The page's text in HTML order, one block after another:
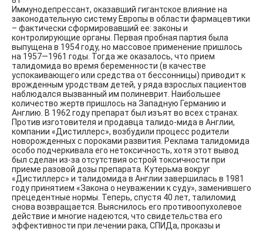
Иммунодепрессант, оказавший гигантское влияние на
законодательную систему Европы в области фармацевтики
– фактически сформировавший ее: законы и
контролирующие органы. Первая пробная партия была
выпущена в 1954 году, но массовое применение пришлось
на 1957—1961 годы. Тогда же оказалось, что прием
талидомида во время беременности (в качестве
успокаивающего или средства от бессонницы) приводит к
врожденным уродствам детей, у ряда взрослых пациентов
наблюдался вызванный им полиневрит. Наибольшее
количество жертв пришлось на Западную Германию и
Англию. В 1962 году препарат был изъят во всех странах.
Против изготовителя и продавца талидо-мида в Англии,
компании «Дистиллерс», возбудили процесс родители
новорожденных с пороками развития. Реклама талидомида
особо подчеркивала его нетоксичность, хотя этот вывод
был сделан из-за отсутствия острой токсичности при
приеме разовой дозы препарата. Кутерьма вокруг
«Дистиллерс» и талидомида в Англии завершилась в 1981
году принятием «Закона о неуважении к суду», заменившего
прецедентные нормы. Теперь, спустя 40 лет, талиломид
снова возвращается. Выяснилось его противоопухолевое
действие и многие надеются, что свидетельства его
эффективности при лечении рака, СПИДа, проказы и